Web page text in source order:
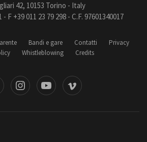
42, 10153 Torino - Italy
- F +39 011 23 79 298 - C.F. 97601340017
Bandi e gare Contatti
Privacy
Whistleblowing Credits